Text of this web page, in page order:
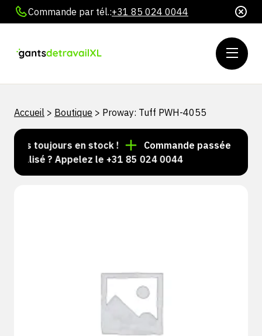
Commande par tél.:+31 85 024 0044
Accueil > Boutique > Proway: Tuff PWH-4055
toujours en stock !
Commande passée avant
? Appelez le +31 85 024 0044